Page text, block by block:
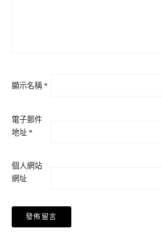
顯示名稱 *
電子郵件
地址 *
個人網站
網址